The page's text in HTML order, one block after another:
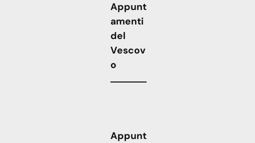
Appunt
amenti
del
Vescov
o
Appunt